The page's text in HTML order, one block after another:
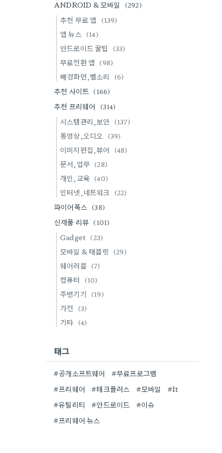
ANDROID & 모바일 (292)
추천 무료 앱 (139)
앱 뉴스 (14)
안드로이드 꿀팁 (33)
무료전환 앱 (98)
배경화면,벨소리 (6)
추천 사이트 (166)
추천 프리웨어 (314)
시스템관리,보안 (137)
동영상,오디오 (39)
이미지편집,뷰어 (48)
문서,업무 (28)
개인,교육 (40)
인터넷,네트워크 (22)
파이어폭스 (38)
신제품 리뷰 (101)
Gadget (23)
모바일 & 태블릿 (29)
웨어러블 (7)
컴퓨터 (10)
주변기기 (19)
가전 (3)
기타 (4)
태그
#공개소프트웨어
#무료프로그램
#프리웨어
#테크플러스 #모바일
#It
#유틸리티
#안드로이드
#이슈
#프리웨어 뉴스